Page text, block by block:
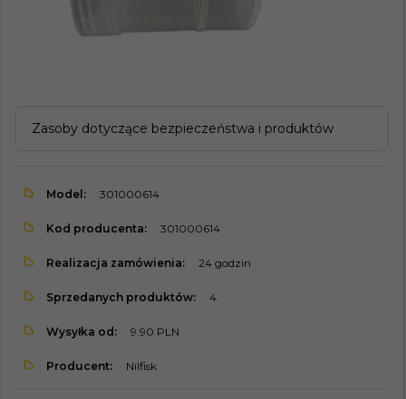
Zasoby dotyczące bezpieczeństwa i produktów
Model: 301000614
Kod producenta: 301000614
Realizacja zamówienia: 24 godzin
Sprzedanych produktów: 4
Wysyłka od: 9.90 PLN
Producent: Nilfisk